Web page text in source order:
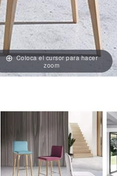
Coloca el cursor para hacer
zoom